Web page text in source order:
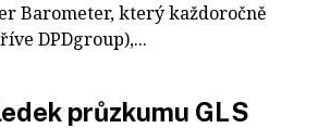
Barometer, který každoročně
DPDgroup),...
průzkumu GLS